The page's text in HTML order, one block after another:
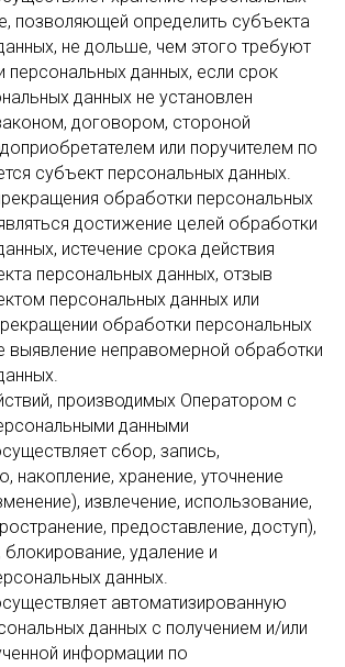
позволяющей определить субъекта
не дольше, чем этого требуют
персональных данных, если срок
данных не установлен
договором, стороной
или поручителем по
субъект персональных данных.
обработки персональных
достижение целей обработки
истечение срока действия
персональных данных, отзыв
персональных данных или
обработки персональных
выявление неправомерной обработки
производимых Оператором с
данными
сбор, запись,
накопление, хранение, уточнение
извлечение, использование,
предоставление, доступ),
блокирование, удаление и
данных.
автоматизированную
данных с получением и/или
информации по